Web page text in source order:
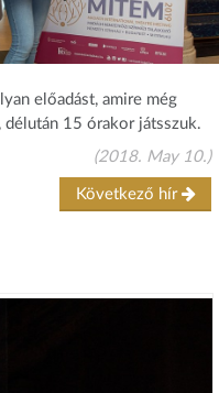
előadást, amire még
15 órakor játsszuk.
(2018. May 10.)
Következő hír